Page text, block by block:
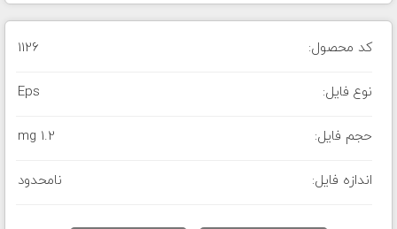
کد محصول: 1126
نوع فایل: Eps
حجم فایل: 1.2 mg
اندازه فایل: نامحدود